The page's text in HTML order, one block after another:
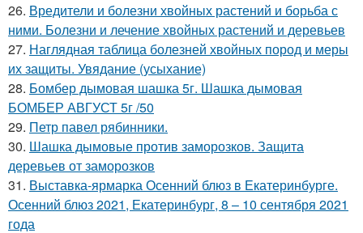
26. Вредители и болезни хвойных растений и борьба с
ними. Болезни и лечение хвойных растений и деревьев
27. Наглядная таблица болезней хвойных пород и меры
их защиты. Увядание (усыхание)
28. Бомбер дымовая шашка 5г. Шашка дымовая
БОМБЕР АВГУСТ 5г /50
29. Петр павел рябинники.
30. Шашка дымовые против заморозков. Защита
деревьев от заморозков
31. Выставка-ярмарка Осенний блюз в Екатеринбурге.
Осенний блюз 2021, Екатеринбург, 8 – 10 сентября 2021
года